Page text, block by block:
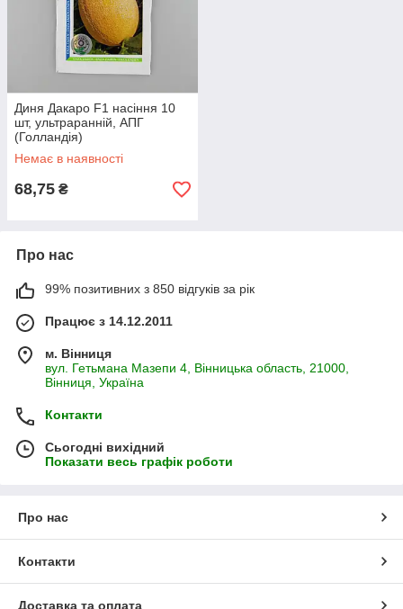
Диня Дакаро F1 насіння 10
шт, ультраранній, АПГ
(Голландія)
Немає в наявності
68,75 ₴
Про нас
99% позитивних з 850 відгуків за рік
Працює з 14.12.2011
м. Вінниця
вул. Гетьмана Мазепи 4, Вінницька область, 21000,
Вінниця, Україна
Контакти
Сьогодні вихідний
Показати весь графік роботи
Про нас
Контакти
Доставка та оплата